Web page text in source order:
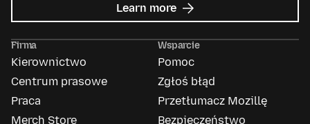
Learn more about
Mozilla
Firma
Kierownictwo
Centrum prasowe
Praca
Merch Store
Wsparcie
Pomoc
Zgłoś błąd
Przetłumacz Mozillę
Bezpieczeństwo